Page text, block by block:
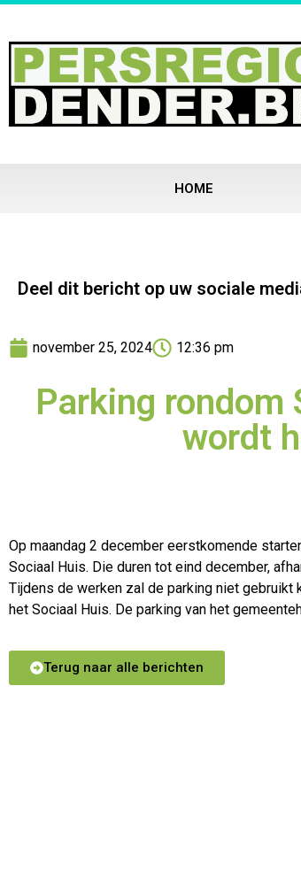
HOME
Deel dit bericht op uw sociale
november 25, 2024 12:36 pm
Parking rondom
wordt
Op maandag 2 december eerstkomende
Sociaal Huis. Die duren tot eind december,
Tijdens de werken zal de parking niet gebruikt
het Sociaal Huis. De parking van het
Terug naar alle berichten